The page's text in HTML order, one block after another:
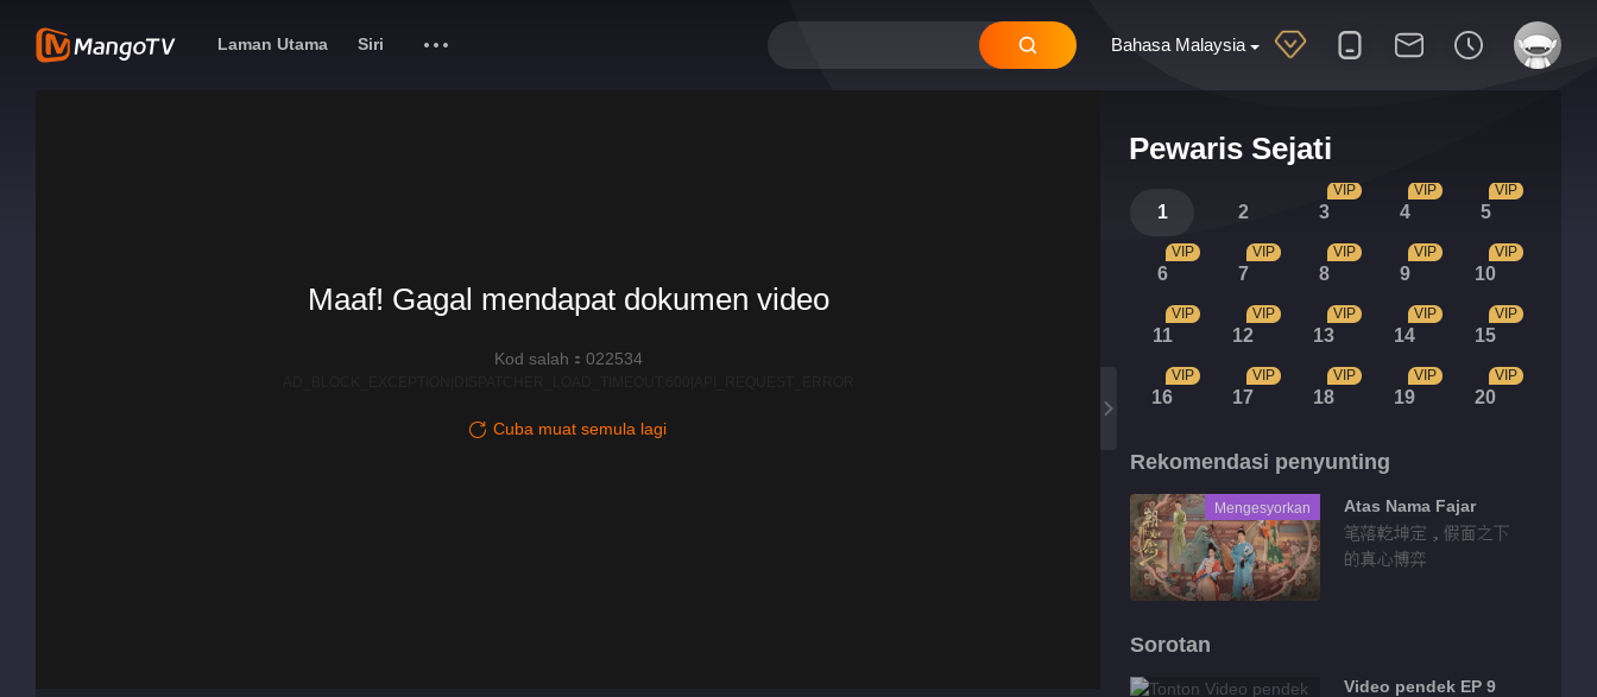
Bahasa Malaysia
Laman Utama Siri
Pewaris Sejati
1 2 3
VIP
4
VIP
5
VIP
6
VIP
7
VIP
8
VIP
9
VIP
10
VIP
11
VIP
12
VIP
13
VIP
14
VIP
15
VIP
16
VIP
17
VIP
18
VIP
19
VIP
20
VIP
Rekomendasi penyunting
Mengesyorkan
Atas Nama Fajar
笔落乾坤定，假面之下
的真心博弈
Sorotan
Video pendek EP 9
Maaf! Gagal mendapat dokumen video
Kod salah：022534
Cuba muat semula lagi